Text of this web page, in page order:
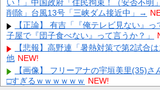
「... NEW!
【凄すぎる】 力士の嫁に美人が多い
ｗｗｗｗ NEW!
【悲報】 楽天、ガチで逝くｗｗｗｗｗ
ｗｗｗ NEW!
【画像】 芦田愛菜ちゃん「うわー、
NEW!
い！」中国政府「住民拘束！（安否不明
削除」台風13号「三峡ダム接近中」→
【正論】 有吉「『俺テレビ見ない』
子屋で『団子食べない』って言うか？」
【悲報】高野連「暑熱対策で第2試合
他 NEW!
【画像】 フリーアナの宇垣美里(35)
□すぎるｗｗｗｗｗｗ NEW!